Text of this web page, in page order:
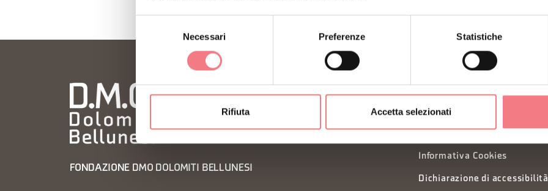
Necessari Preferenze Statistiche
Rifiuta Accetta selezionati
FONDAZIONE DMO DOLOMITI BELLUNESI
Organizzazione trasparente
Informativa Cookies
Dichiarazione di accessibilità